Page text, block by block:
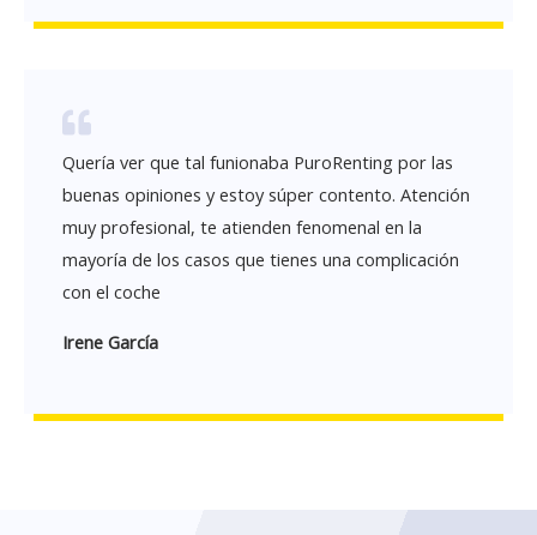
Quería ver que tal funionaba PuroRenting por las
buenas opiniones y estoy súper contento. Atención
muy profesional, te atienden fenomenal en la
mayoría de los casos que tienes una complicación
con el coche
Irene García